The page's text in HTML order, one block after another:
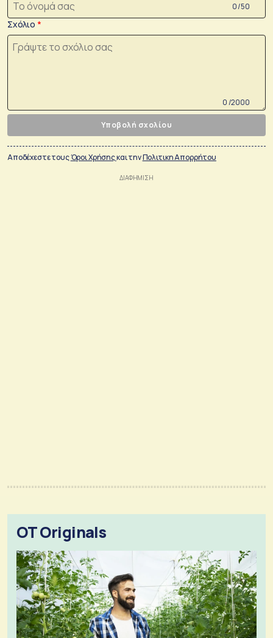
0 /50
Σχόλιο
0 /2000
Υποβολή σχολίου
Αποδέχεστε τουςΌροι Χρήσηςκαι τηνΠολιτικη Απορρήτου
OT Originals